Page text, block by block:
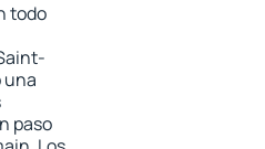
todo
una
paso